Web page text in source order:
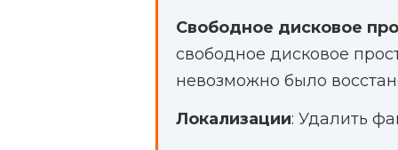
Свободное дисковое
свободное дисковое
невозможно было
Локализации: Удалить